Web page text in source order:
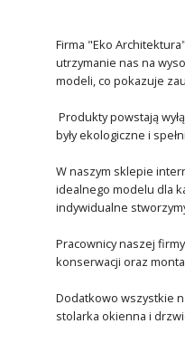
Firma "Eko
utrzymanie nas na
modeli, co pokazuje
Produkty powstają
były ekologiczne i
W naszym sklepie
idealnego modelu dla
indywidualne
Pracownicy naszej
konserwacji oraz
Dodatkowo wszystkie
stolarka okienna i